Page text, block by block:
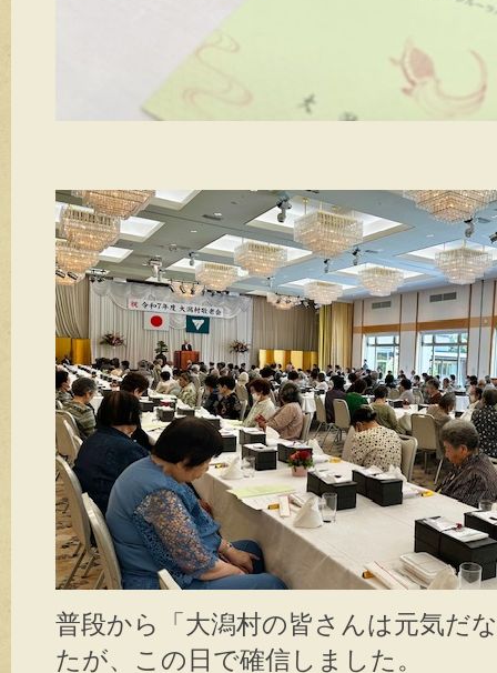
普段から「大潟村の皆さんは元気だ
たが、この日で確信しました。